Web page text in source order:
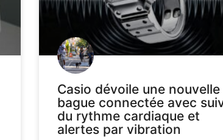
Casio dévoile une nouvelle
bague connectée avec
du rythme cardiaque et
alertes par vibration